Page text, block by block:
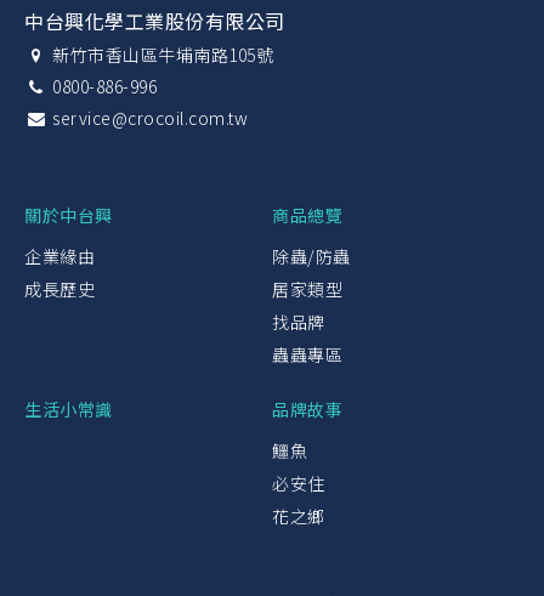
中台興化學工業股份有限公司
新竹市香山區牛埔南路105號
0800-886-996
service@crocoil.com.tw
關於中台興
企業緣由
成長歷史
商品總覽
除蟲/防蟲
居家類型
找品牌
蟲蟲專區
生活小常識
品牌故事
鱷魚
必安住
花之鄉